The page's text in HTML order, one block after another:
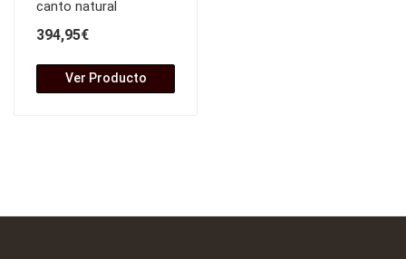
canto natural
394,95€
Ver Producto